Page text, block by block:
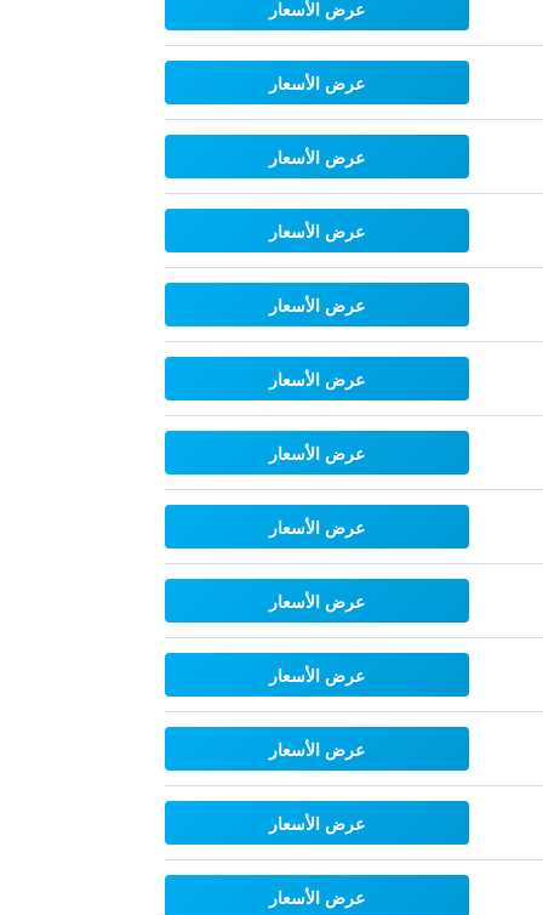
عرض الأسعار
عرض الأسعار
عرض الأسعار
عرض الأسعار
عرض الأسعار
عرض الأسعار
عرض الأسعار
عرض الأسعار
عرض الأسعار
عرض الأسعار
عرض الأسعار
عرض الأسعار
عرض الأسعار